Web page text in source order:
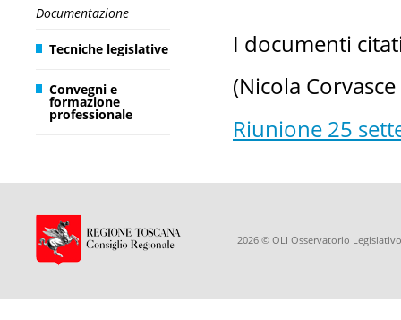
Documentazione
Tecniche legislative
Convegni e
formazione
professionale
I documenti
(Nicola
Riunione 25
2026 © OLI Osservatorio